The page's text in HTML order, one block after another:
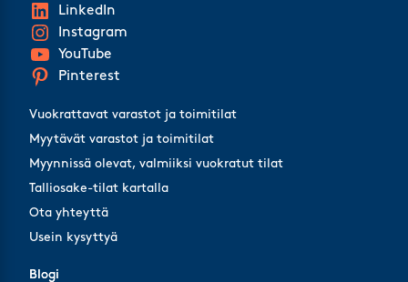
Vuokrattavat varastot ja toimitilat
Myytävät varastot ja toimitilat
Myynnissä olevat, valmiiksi vuokratut tilat
Talliosake-tilat kartalla
Ota yhteyttä
Usein kysyttyä
Blogi
LinkedIn
Instagram
YouTube
Pinterest
Blogi